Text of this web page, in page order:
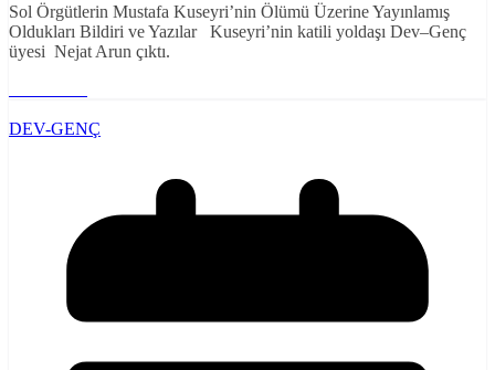
Sol Örgütlerin Mustafa Kuseyri’nin Ölümü Üzerine Yayınlamış
Oldukları Bildiri ve Yazılar Kuseyri’nin katili yoldaşı Dev–Genç
üyesi Nejat Arun çıktı.
DEV-GENÇ